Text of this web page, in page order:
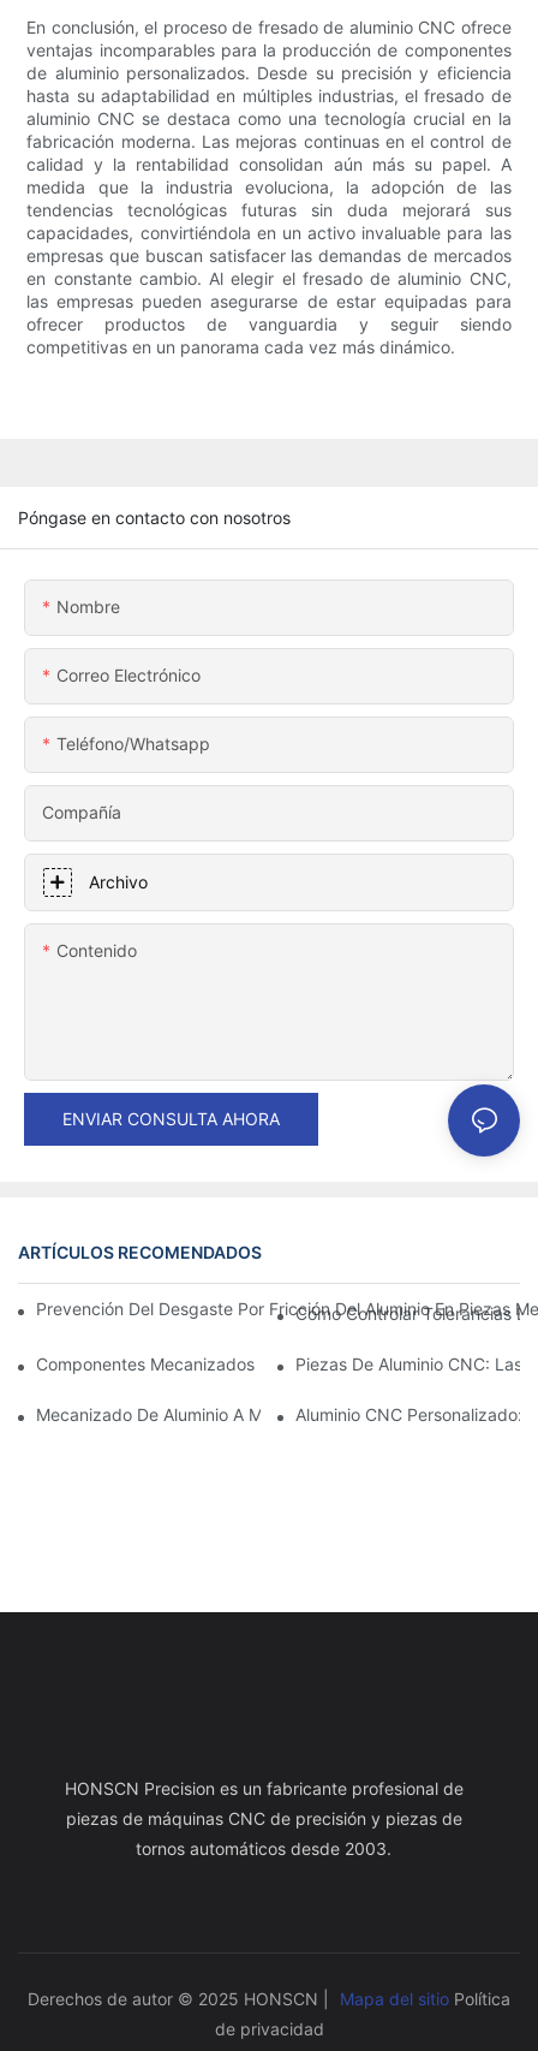
En conclusión, el proceso de fresado de aluminio CNC ofrece
ventajas incomparables para la producción de componentes
de aluminio personalizados. Desde su precisión y eficiencia
hasta su adaptabilidad en múltiples industrias, el fresado de
aluminio CNC se destaca como una tecnología crucial en la
fabricación moderna. Las mejoras continuas en el control de
calidad y la rentabilidad consolidan aún más su papel. A
medida que la industria evoluciona, la adopción de las
tendencias tecnológicas futuras sin duda mejorará sus
capacidades, convirtiéndola en un activo invaluable para las
empresas que buscan satisfacer las demandas de mercados
en constante cambio. Al elegir el fresado de aluminio CNC,
las empresas pueden asegurarse de estar equipadas para
ofrecer productos de vanguardia y seguir siendo
competitivas en un panorama cada vez más dinámico.
Póngase en contacto con nosotros
Nombre
Correo Electrónico
Teléfono/whatsapp
Compañía
Archivo
Contenido
ENVIAR CONSULTA AHORA
ARTÍCULOS RECOMENDADOS
Prevención Del Desgaste Por Fricción Del Aluminio En Piezas
Cómo Controlar Tolerancias
Componentes Mecanizados De Aluminio: Personalización Para
Piezas De Aluminio CNC: Las
Mecanizado De Aluminio A Medida: Explorando Las Últimas
Aluminio CNC Personalizado:
HONSCN Precision es un fabricante profesional de
piezas de máquinas CNC de precisión y piezas de
tornos automáticos desde 2003.
Derechos de autor © 2025 HONSCN | Mapa del sitio Política
de privacidad